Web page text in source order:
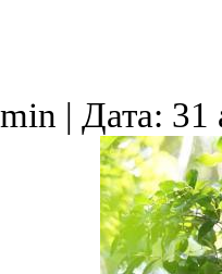
| Дата: 31